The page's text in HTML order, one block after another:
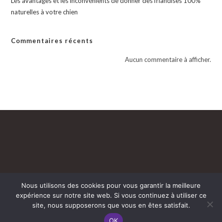
naturelles à votre chien
Commentaires récents
Aucun commentaire à afficher.
Mentions légales Cguv Politique de confidentialité
Nous utilisons des cookies pour vous garantir la meilleure
expérience sur notre site web. Si vous continuez à utiliser ce
site, nous supposerons que vous en êtes satisfait.
OK